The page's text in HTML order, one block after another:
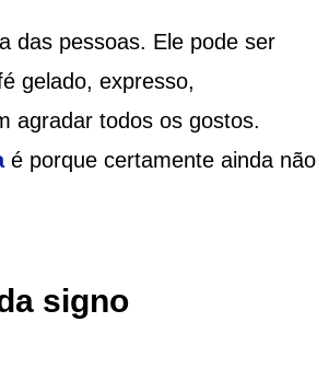
das pessoas. Ele pode ser
gelado, expresso,
agradar todos os gostos.
é porque certamente ainda não
signo